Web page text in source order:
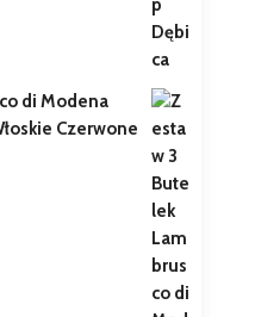
di Modena
Czerwone